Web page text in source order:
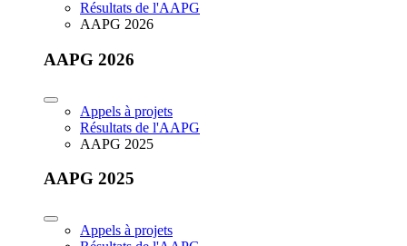
Résultats de l'AAPG
AAPG 2026
AAPG 2026
Appels à projets
Résultats de l'AAPG
AAPG 2025
AAPG 2025
Appels à projets